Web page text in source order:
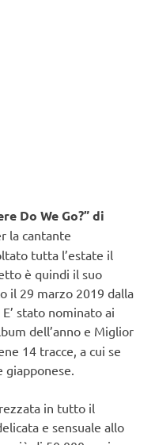
Do We Go?” di
la cantante
tutta l’estate il
è quindi il suo
il 29 marzo 2019 dalla
stato nominato ai
dell’anno e Miglior
14 tracce, a cui se
in tutto il
e sensuale allo